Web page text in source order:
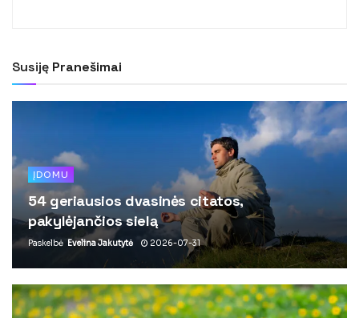
Susiję Pranešimai
ĮDOMU
54 geriausios dvasinės citatos,
pakylėjančios sielą
Paskelbė Evelina Jakutytė 2026-07-31